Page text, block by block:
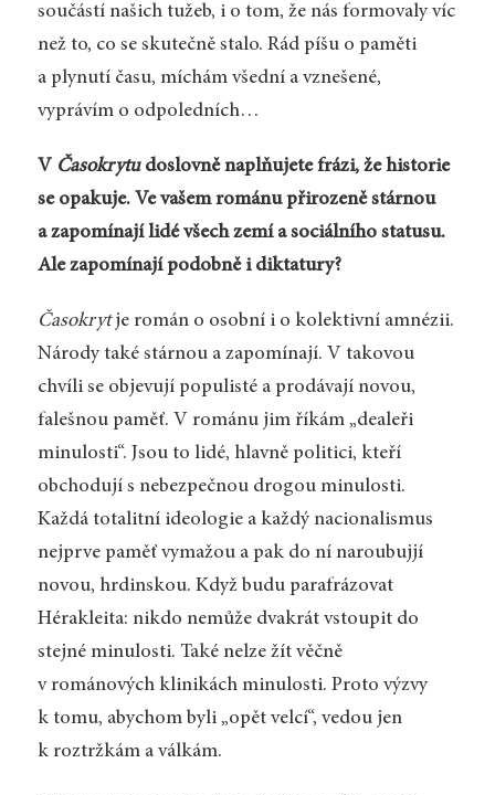
součástí našich tužeb, i o tom, že nás formovaly víc
než to, co se skutečně stalo. Rád píšu o paměti
a plynutí času, míchám všední a vznešené,
vyprávím o odpoledních…
V Časokrytudoslovně naplňujete frázi, že historie
se opakuje. Ve vašem románu přirozeně stárnou
a zapomínají lidé všech zemí a sociálního statusu.
Ale zapomínají podobně i diktatury?
Časokrytje román o osobní i o kolektivní amnézii.
Národy také stárnou a zapomínají. V takovou
chvíli se objevují populisté a prodávají novou,
falešnou paměť. V románu jim říkám „dealeři
minulosti“. Jsou to lidé, hlavně politici, kteří
obchodují s nebezpečnou drogou minulosti.
Každá totalitní ideologie a každý nacionalismus
nejprve paměť vymažou a pak do ní naroubujjí
novou, hrdinskou. Když budu parafrázovat
Hérakleita: nikdo nemůže dvakrát vstoupit do
stejné minulosti. Také nelze žít věčně
v románových klinikách minulosti. Proto výzvy
k tomu, abychom byli „opět velcí“, vedou jen
k roztržkám a válkám.